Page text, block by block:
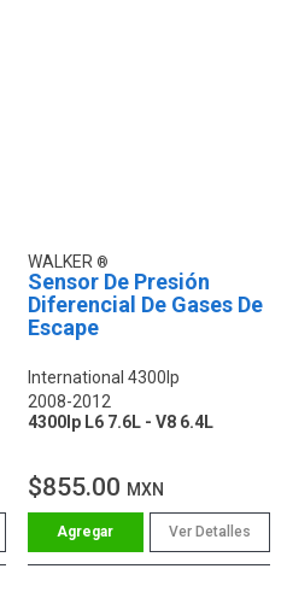
WALKER
Sensor De Presión
Diferencial De Gases De
Escape
International 4300lp
2008-2012
4300lp L6 7.6L - V8 6.4L
$855.00 MXN
Ver Detalles